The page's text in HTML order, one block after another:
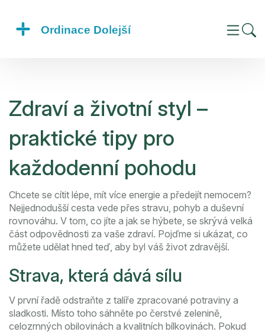
Zdraví a životní styl –
praktické tipy pro
každodenní pohodu
Chcete se cítit lépe, mít více energie a předejít nemocem?
Nejjednodušší cesta vede přes stravu, pohyb a duševní
rovnováhu. V tom, co jíte a jak se hýbete, se skrývá velká
část odpovědnosti za vaše zdraví. Pojďme si ukázat, co
můžete udělat hned teď, aby byl váš život zdravější.
Strava, která dává sílu
V první řadě odstraňte z talíře zpracované potraviny a
sladkosti. Místo toho sáhněte po čerstvé zelenině,
celozrnných obilovinách a kvalitních bílkovinách. Pokud